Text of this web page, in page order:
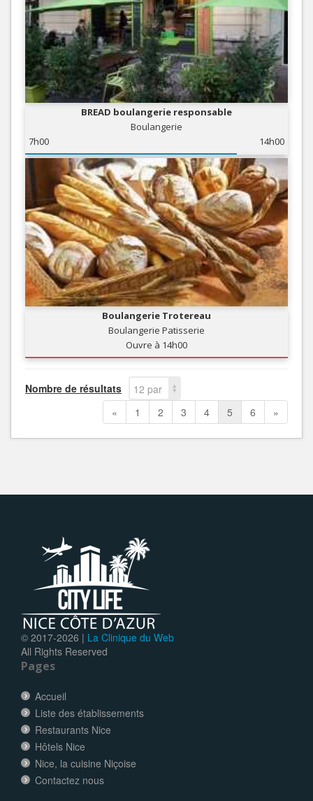
BREAD boulangerie responsable
Boulangerie
7h00
14h00
Boulangerie Trotereau
Boulangerie Patisserie
Ouvre à 14h00
Nombre de résultats
12 par
page
« 1 2 3 4 5 6 »
© 2017-2026 | La Clinique du Web
All Rights Reserved
Pages
Accueil
Liste des établissements
Restaurants Nice
Hôtels Nice
Nice, la cuisine Niçoise
Contactez nous